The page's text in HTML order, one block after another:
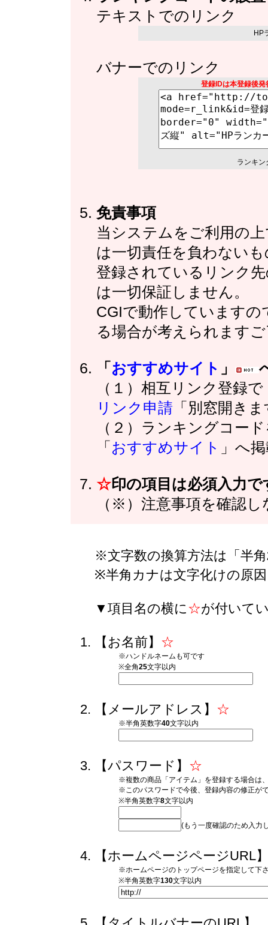
テキストでのリンク
HP
バナーでのリンク
登録IDは本登録後
ランキ
免責事項
当システムをご利用の
は一切責任を負わない
登録されているリンク
は一切保証しません。
CGIで動作しています
る場合が考えられます
「 おすすめサイト 」
（１）相互リンク登録
リンク申請 「別窓開き
（２）ランキングコー
「 おすすめサイト 」へ
☆印の項目は必須入力で
（※）注意事項を確認
※文字数の換算方法は「半角
※半角カナは文字化けの原
▼項目名の横に☆が付いて
【お名前】 ☆
※ハンドルネームも可です
※全角25文字以内
【メールアドレス】 ☆
※半角英数字40文字以内
【パスワード】 ☆
※複数の商品「アイテム」を登録する場合は
※このパスワードで今後、登録内容の修正が
※半角英数字8文字以内
(もう一度確認のため入力
【ホームページページURL
※ホームページのトップページを指定して下
※半角英数字130文字以内